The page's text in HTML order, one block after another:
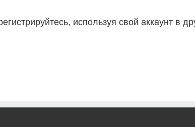
используя свой аккаунт в